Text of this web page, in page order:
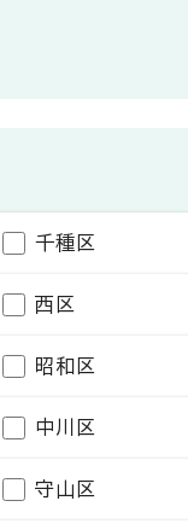
千種区
西区
昭和区
中川区
守山区